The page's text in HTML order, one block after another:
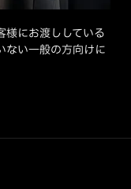
様にお渡ししている
ない一般の方向けに